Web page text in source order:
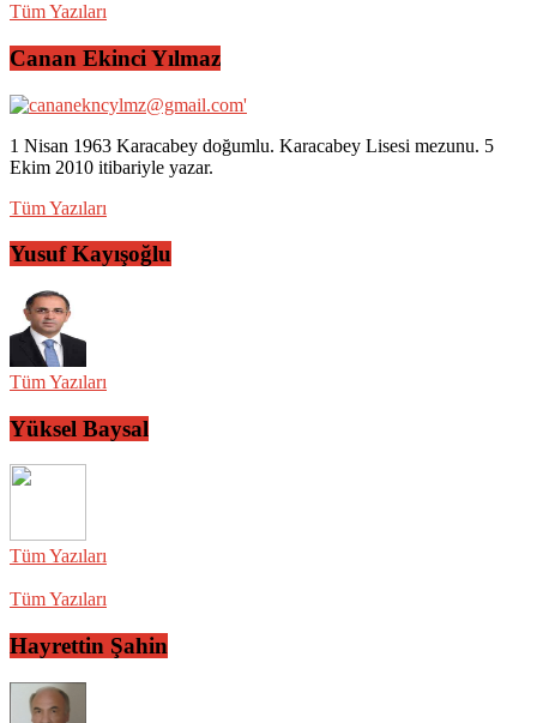
Tüm Yazıları
Canan Ekinci Yılmaz
1 Nisan 1963 Karacabey doğumlu. Karacabey Lisesi mezunu. 5
Ekim 2010 itibariyle yazar.
Tüm Yazıları
Yusuf Kayışoğlu
Tüm Yazıları
Yüksel Baysal
Tüm Yazıları
Tüm Yazıları
Hayrettin Şahin